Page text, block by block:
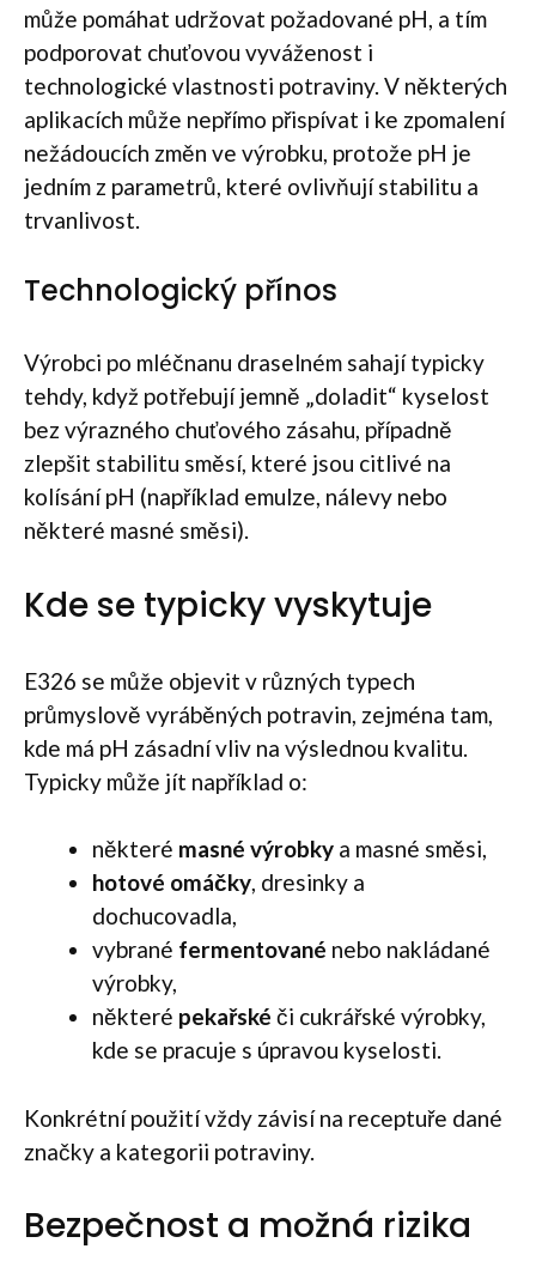
může pomáhat udržovat požadované pH, a tím
podporovat chuťovou vyváženost i
technologické vlastnosti potraviny. V některých
aplikacích může nepřímo přispívat i ke zpomalení
nežádoucích změn ve výrobku, protože pH je
jedním z parametrů, které ovlivňují stabilitu a
trvanlivost.
Technologický přínos
Výrobci po mléčnanu draselném sahají typicky
tehdy, když potřebují jemně „doladit“ kyselost
bez výrazného chuťového zásahu, případně
zlepšit stabilitu směsí, které jsou citlivé na
kolísání pH (například emulze, nálevy nebo
některé masné směsi).
Kde se typicky vyskytuje
E326 se může objevit v různých typech
průmyslově vyráběných potravin, zejména tam,
kde má pH zásadní vliv na výslednou kvalitu.
Typicky může jít například o:
některé masné výrobky a masné směsi,
hotové omáčky, dresinky a
dochucovadla,
vybrané fermentované nebo nakládané
výrobky,
některé pekařské či cukrářské výrobky,
kde se pracuje s úpravou kyselosti.
Konkrétní použití vždy závisí na receptuře dané
značky a kategorii potraviny.
Bezpečnost a možná rizika